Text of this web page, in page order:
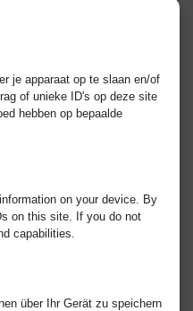
je apparaat op te slaan en/of
of unieke ID's op deze site
hebben op bepaalde
on your device. By
on this site. If you do not
capabilities.
über Ihr Gerät zu speichern